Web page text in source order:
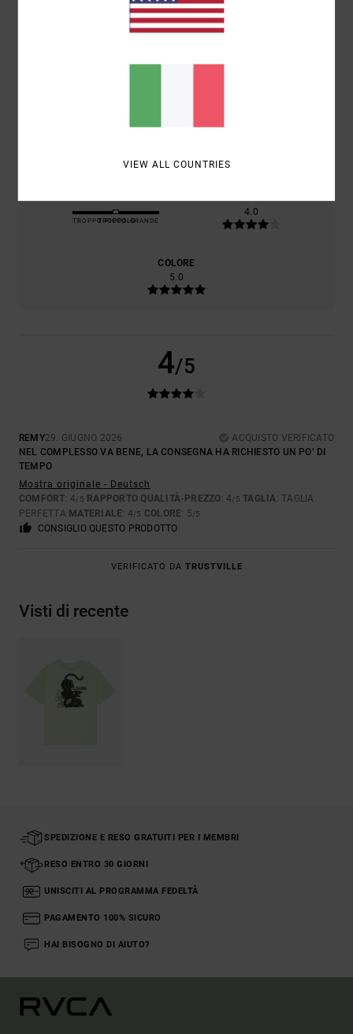
IL 100% DEI NOSTRI CLIENTI CONSIGLIA QUESTO
PRODOTTO
COMFORT
TROPPO PICCOLO
TROPPO GRANDE
4.0
COLORE
5.0
4/5
REMY29. GIUGNO 2026
ACQUISTO VERIFICATO
NEL COMPLESSO VA BENE, LA CONSEGNA HA RICHIESTO UN PO’ DI
TEMPO
Mostra originale - Deutsch
COMFORT: 4/5 RAPPORTO QUALITÀ-PREZZO: 4/5 TAGLIA: TAGLIA
PERFETTA MATERIALE: 4/5 COLORE: 5/5
CONSIGLIO QUESTO PRODOTTO
VERIFICATO DA TRUSTVILLE
Visti di recente
SPEDIZIONE E RESO GRATUITI PER I MEMBRI
RESO ENTRO 30 GIORNI
UNISCITI AL PROGRAMMA FEDELTÀ
PAGAMENTO 100% SICURO
HAI BISOGNO DI AIUTO?
VIEW ALL COUNTRIES